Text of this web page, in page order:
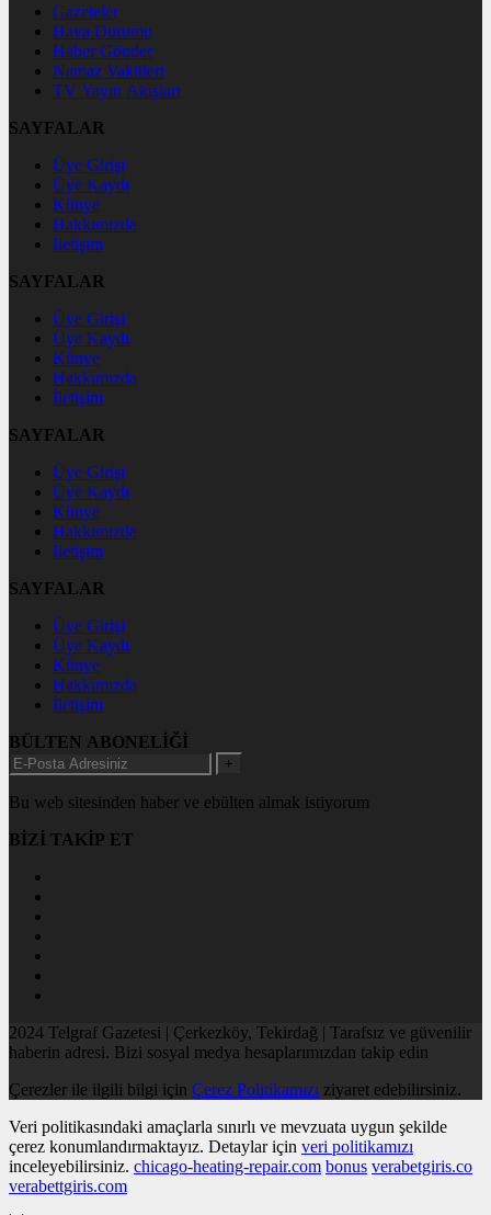
Gazeteler
Hava Durumu
Haber Gönder
Namaz Vakitleri
TV Yayın Akışları
SAYFALAR
Üye Girişi
Üye Kaydı
Künye
Hakkımızda
İletişim
SAYFALAR
Üye Girişi
Üye Kaydı
Künye
Hakkımızda
İletişim
SAYFALAR
Üye Girişi
Üye Kaydı
Künye
Hakkımızda
İletişim
SAYFALAR
Üye Girişi
Üye Kaydı
Künye
Hakkımızda
İletişim
BÜLTEN ABONELİĞİ
+
Bu web sitesinden haber ve ebülten almak istiyorum
BİZİ TAKİP ET
2024 Telgraf Gazetesi | Çerkezköy, Tekirdağ | Tarafsız ve güvenilir
haberin adresi. Bizi sosyal medya hesaplarımızdan takip edin
Çerezler ile ilgili bilgi için Çerez Politikamızı ziyaret edebilirsiniz.
Veri politikasındaki amaçlarla sınırlı ve mevzuata uygun şekilde
çerez konumlandırmaktayız. Detaylar için veri politikamızı
inceleyebilirsiniz. chicago-heating-repair.com bonus verabetgiris.co
verabettgiris.com